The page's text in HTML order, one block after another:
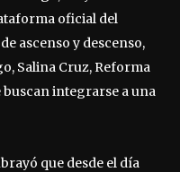
oficial del
ascenso y descenso,
Salina Cruz, Reforma
buscan integrarse a una
que desde el día